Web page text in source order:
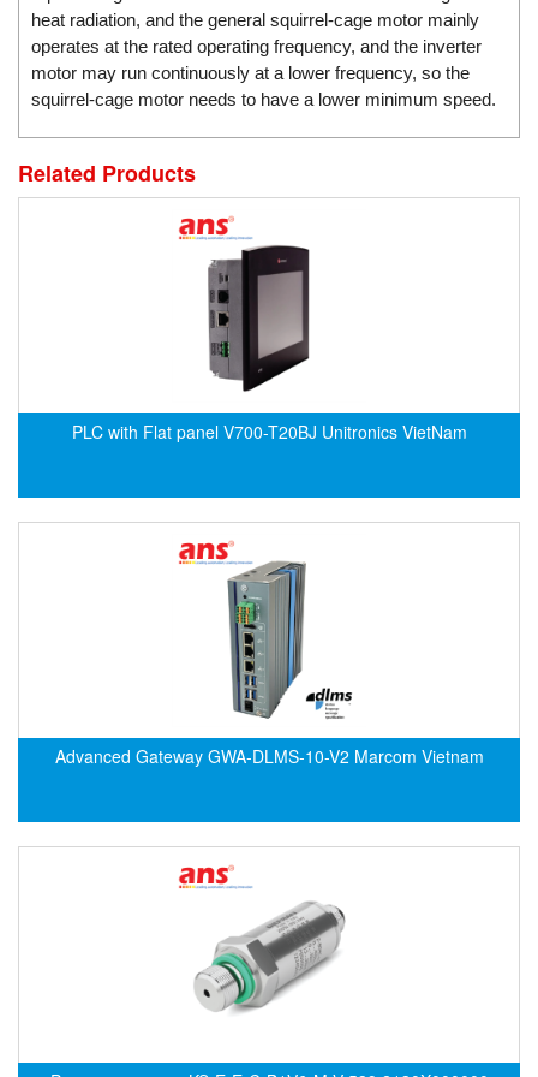
DUCATI
Duclean
Dukin Besko
Durag
E2S
EBMPAPST
EGE Elektronik
Ekstrom-Carlson
Electronic Design System S.R.L Vietnam
heat radiation, and the general squirrel-cage motor mainly
operates at the rated operating frequency, and the inverter
motor may run continuously at a lower frequency, so the
squirrel-cage motor needs to have a lower minimum speed.
Related Products
PLC with Flat panel V700-T20BJ Unitronics VietNam
Advanced Gateway GWA-DLMS-10-V2 Marcom Vietnam